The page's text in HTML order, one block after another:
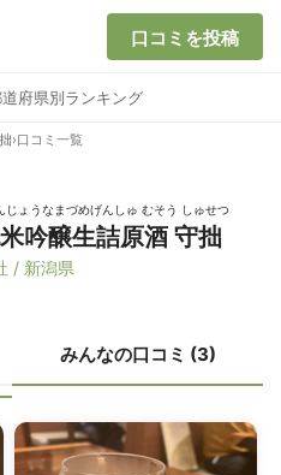
口コミを投稿
府県別ランキング
›口コミ一覧
じょうなまづめげんしゅ むそう しゅせつ
吟醸生詰原酒 守拙
/ 新潟県
みんなの口コミ (3)